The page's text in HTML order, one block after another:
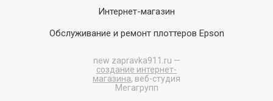
Интернет-магазин
Обслуживание и ремонт плоттеров Epson
new zapravka911.ru —
создание интернет-
магазина, веб-студия
Мегагрупп